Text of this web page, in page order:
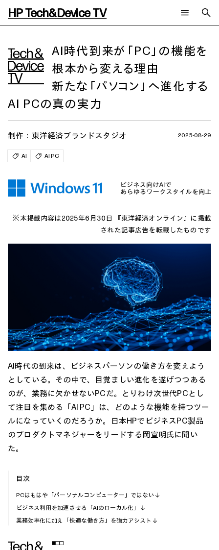
HP Tech&Device TV
全てのコンテンツ
チャンネル
AIの進化と活用事例
製品トレンド & レビュー
サイバーセキュリティ
教育とテクノロジー
自治体・公共
ワークステーション
事例
イベントレポート
AIワークステーション
Poly
イベント・コラム
イベント・セミナー情報
日本HP 公式Webサイト
HP Tech&Device TV 内のコンテンツを検索します。
AI時代到来が「PC」の機能を
根本から変える理由
新たな「パソコン」へ進化する
AI PCの真の実力
制作：東洋経済ブランドスタジオ 2025-08-29
AI AI PC
※本掲載内容は2025年6月30日 『東洋経済オンライン』に掲載
された記事広告を転載したものです
AI時代の到来は、ビジネスパーソンの働き方を変えよう
としている。その中で、目覚ましい進化を遂げつつある
のが、業務に欠かせないPCだ。とりわけ次世代PCとし
て注目を集める「AI PC」は、どのような機能を持つツー
ルになっていくのだろうか。日本HPでビジネスPC製品
のプロダクトマネジャーをリードする岡宣明氏に聞い
た。
目次
PCはもはや「パーソナルコンピューター」ではない
ビジネス利用を加速させる「AIのローカル化」
業務効率化に加え「快適な働き方」を強力アシスト